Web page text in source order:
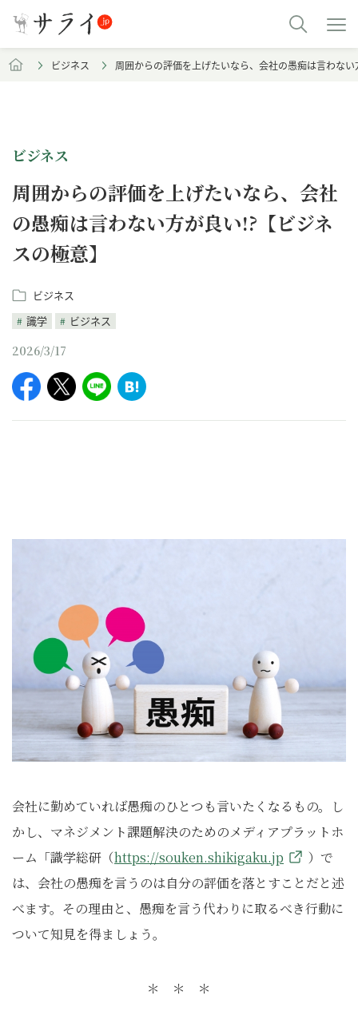
ビジネス 周囲からの評価を上げたいなら、会社の愚痴は言わな
ビジネス
周囲からの評価を上げたいなら、会社
の愚痴は言わない方が良い!?【ビジネ
スの極意】
ビジネス
識学
ビジネス
2026/3/17
会社に勤めていれば愚痴のひとつも言いたくなるもの。し
かし、マネジメント課題解決のためのメディアプラットホ
ーム「識学総研（https://souken.shikigaku.jp
）で
は、会社の愚痴を言うのは自分の評価を落とすことだと述
べます。その理由と、愚痴を言う代わりに取るべき行動に
ついて知見を得ましょう。
＊ ＊ ＊